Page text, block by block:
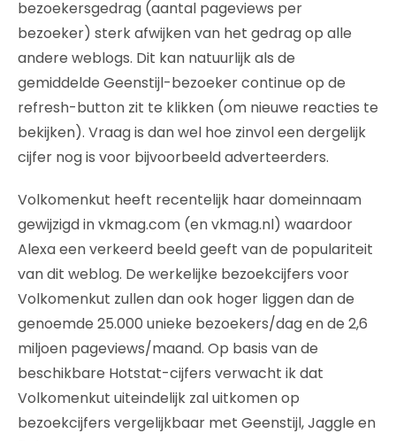
bezoekersgedrag (aantal pageviews per
bezoeker) sterk afwijken van het gedrag op alle
andere weblogs. Dit kan natuurlijk als de
gemiddelde Geenstijl-bezoeker continue op de
refresh-button zit te klikken (om nieuwe reacties te
bekijken). Vraag is dan wel hoe zinvol een dergelijk
cijfer nog is voor bijvoorbeeld adverteerders.
Volkomenkut heeft recentelijk haar domeinnaam
gewijzigd in vkmag.com (en vkmag.nl) waardoor
Alexa een verkeerd beeld geeft van de populariteit
van dit weblog. De werkelijke bezoekcijfers voor
Volkomenkut zullen dan ook hoger liggen dan de
genoemde 25.000 unieke bezoekers/dag en de 2,6
miljoen pageviews/maand. Op basis van de
beschikbare Hotstat-cijfers verwacht ik dat
Volkomenkut uiteindelijk zal uitkomen op
bezoekcijfers vergelijkbaar met Geenstijl, Jaggle en